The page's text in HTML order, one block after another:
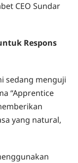
CEO Sundar
Respons
sedang menguji
“Apprentice
yang natural,